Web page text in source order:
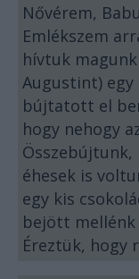
Nővérem,
Emlékszem
hívtuk
Augustint) egy
bújtatott el
hogy nehogy
éhesek is
egy kis
bejött mellénk
Éreztük, hogy